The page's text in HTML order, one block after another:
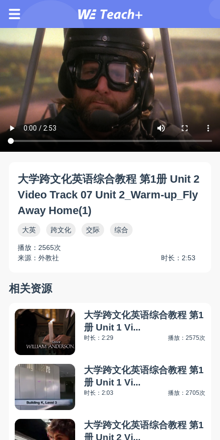
大学跨文化英语综合教程 第1册 Unit 2
Video Track 07 Unit 2_Warm-up_Fly
Away Home(1)
大英 跨文化 交际 综合
播放：2565次
来源：外教社
时长：2:53
相关资源
大学跨文化英语综合教程 第1
册 Unit 1 Vi...
时长：2:29 播放：2575次
大学跨文化英语综合教程 第1
册 Unit 1 Vi...
时长：2:03 播放：2705次
大学跨文化英语综合教程 第1
册 Unit 2 Vi...